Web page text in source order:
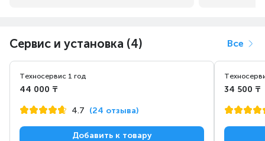
Сервис и установка (4) Все
Техносервис 1 год
44 000 ₸
4.7 (24 отзыва)
Добавить к товару
34 500 ₸